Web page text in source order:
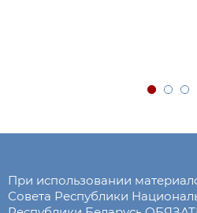
При использовании
Совета Республики